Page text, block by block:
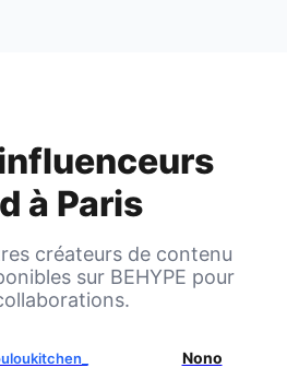
à Paris
créateurs de contenu
sur BEHYPE pour
Nono